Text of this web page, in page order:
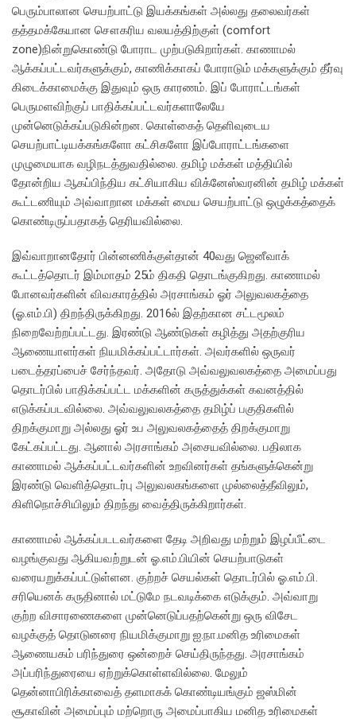
பெரும்பாலான செயற்பாட்டு இயக்கங்கள் அல்லது தலைவர்கள்
தத்தமக்கேயான சௌகரிய வலயத்திற்குள் (comfort
zone)நின்றுகொண்டு போராட முற்படுகிறார்கள். காணாமல்
ஆக்கப்பட்டவர்களுக்கும், காணிக்காகப் போராடும் மக்களுக்கும் தீர்வு
கிடைக்காமைக்கு இதுவும் ஒரு காரணம். இப் போராட்டங்கள்
பெருமளவிற்குப் பாதிக்கப்பட்டவர்களாலேயே
முன்னெடுக்கப்படுகின்றன. கொள்கைத் தெளிவுடைய
செயற்பாட்டியக்கங்களோ கட்சிகளோ இப்போராட்டங்களை
முழுமையாக வழிநடத்துவதில்லை. தமிழ் மக்கள் மத்தியில்
தோன்றிய ஆகப்பிந்திய கட்சியாகிய விக்னேஸ்வரனின் தமிழ் மக்கள்
கூட்டணியும் அவ்வாறான மக்கள் மைய செயற்பாட்டு ஒழுக்கத்தைக்
கொண்டிருப்பதாகத் தெரியவில்லை.
இவ்வாறானதோர் பின்னணிக்குள்தான் 40வது ஜெனீவாக்
கூட்டத்தொடர் இம்மாதம் 25ம் திகதி தொடங்குகிறது. காணாமல்
போனவர்களின் விவகாரத்தில் அரசாங்கம் ஓர் அலுவலகத்தை
(ஓ.எம்.பி) திறந்திருக்கிறது. 2016ல் இதற்கான சட்டமூலம்
நிறைவேற்றப்பட்டது. இரண்டு ஆண்டுகள் கழித்து அதற்குரிய
ஆணையாளர்கள் நியமிக்கப்பட்டார்கள். அவர்களில் ஒருவர்
படைத்தரப்பைச் சேர்ந்தவர். அதோடு அவ்வலுவலகத்தை அமைப்பது
தொடர்பில் பாதிக்கப்பட்ட மக்களின் கருத்துக்கள் கவனத்தில்
எடுக்கப்படவில்லை. அவ்வலுவலகத்தை தமிழ்ப் பகுதிகளில்
திறக்குமாறு அல்லது ஓர் உப அலுவலகத்தைத் திறக்குமாறு
கேட்கப்பட்டது. ஆனால் அரசாங்கம் அசையவில்லை. பதிலாக
காணாமல் ஆக்கப்பட்டவர்களின் உறவினர்கள் தங்களுக்கென்று
இரண்டு வெளித்தொடர்பு அலுவலகங்களை முல்லைத்தீவிலும்,
கிளிநொச்சியிலும் திறந்து வைத்திருக்கிறார்கள்.
காணாமல் ஆக்கப்படடவர்களை தேடி அறிவது மற்றும் இழப்பீட்டை
வழங்குவது ஆகியவற்றுடன் ஓ.எம்.பியின் செயற்பாடுகள்
வரையறுக்கப்பட்டுள்ளன. குற்றச் செயல்கள் தொடர்பில் ஓ.எம்.பி.
சரியெனக் கருதினால் மட்டுமே நடவடிக்கை எடுக்கும். அவ்வாறு
குற்ற விசாரணைகளை முன்னெடுப்பதற்கென்று ஒரு விசேட
வழக்குத் தொடுனரை நியமிக்குமாறு ஐ.நா.மனித உரிமைகள்
ஆணையகம் பரிந்துரை ஒன்றைச் செய்திருந்தது. அரசாங்கம்
அப்பரிந்துரையை ஏற்றுக்கொள்ளவில்லை. மேலும்
தென்னாபிரிக்காவைத் தளமாகக் கொண்டியங்கும் ஜஸ்மின்
சூகாவின் அமைப்பும் மற்றொரு அமைப்பாகிய மனித உரிமைகள்